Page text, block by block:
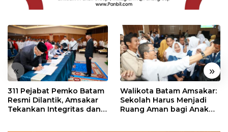
« »
311 Pejabat Pemko Batam
Resmi Dilantik, Amsakar
Tekankan Integritas dan
Walikota Batam Amsakar:
Sekolah Harus Menjadi
Ruang Aman bagi Anak